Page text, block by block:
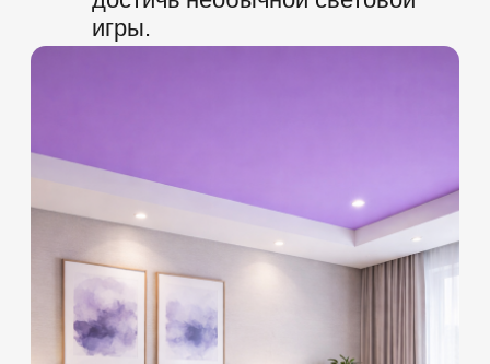
Способы оплаты
ПРОДУКТЫ И
Натяжные потолки
Натяжные стены
Галерея работ
Онлайн-калькулятор
Ремонт натяжных потолков